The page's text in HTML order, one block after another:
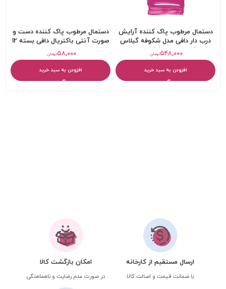
دستمال مرطوب پاک کننده آرایش
درب دار دافی مدل شکوفه گیلاس
ژاپنی بسته 55 عددی تومان۵۴۸,۰۰۰
افزودن به سبد خرید
دستمال مرطوب پاک کننده دست و
صورت آنتی باکتریال دافی بسته 12
عددیتومان۵۸,۰۰۰
افزودن به سبد خرید
ارسال مستقیم از کارخانه
با ضمانت قیمت و اصالت کالا
امکان بازگشت کالا
در صورت عدم رضایت و ناهماهنگی